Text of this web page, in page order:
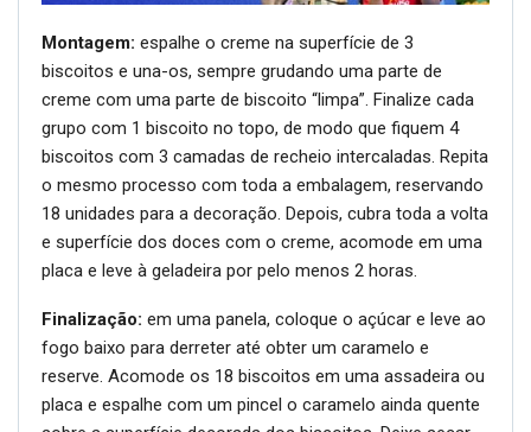
Montagem: espalhe o creme na superfície de 3
biscoitos e una-os, sempre grudando uma parte de
creme com uma parte de biscoito “limpa”. Finalize cada
grupo com 1 biscoito no topo, de modo que fiquem 4
biscoitos com 3 camadas de recheio intercaladas. Repita
o mesmo processo com toda a embalagem, reservando
18 unidades para a decoração. Depois, cubra toda a volta
e superfície dos doces com o creme, acomode em uma
placa e leve à geladeira por pelo menos 2 horas.
Finalização: em uma panela, coloque o açúcar e leve ao
fogo baixo para derreter até obter um caramelo e
reserve. Acomode os 18 biscoitos em uma assadeira ou
placa e espalhe com um pincel o caramelo ainda quente